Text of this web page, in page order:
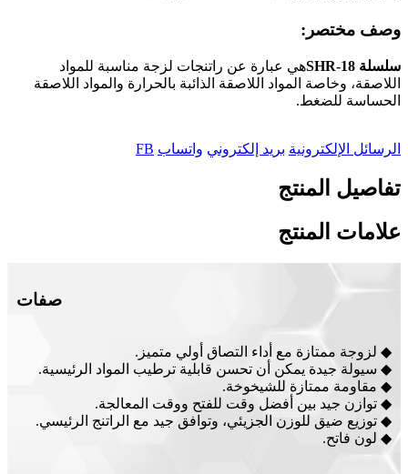
وصف مختصر:
سلسلة SHR-18
هي عبارة عن راتنجات لزجة مناسبة للمواد
اللاصقة، وخاصة المواد اللاصقة الذائبة بالحرارة والمواد اللاصقة
الحساسة للضغط.
الرسائل الإلكترونية بريد إلكتروني واتساب FB
تفاصيل المنتج
علامات المنتج
صفات
◆ لزوجة ممتازة مع أداء التصاق أولي متميز.
◆ سيولة جيدة يمكن أن تحسن قابلية ترطيب المواد الرئيسية.
◆ مقاومة ممتازة للشيخوخة.
◆ توازن جيد بين أفضل وقت للفتح ووقت المعالجة.
◆ توزيع ضيق للوزن الجزيئي، وتوافق جيد مع الراتنج الرئيسي.
◆ لون فاتح.